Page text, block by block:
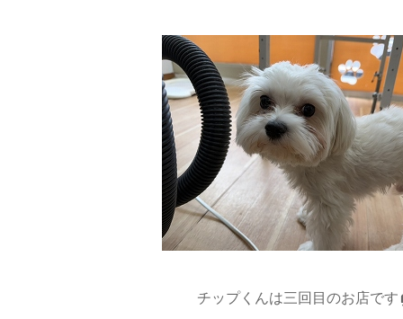
チップくんは三回目のお店で